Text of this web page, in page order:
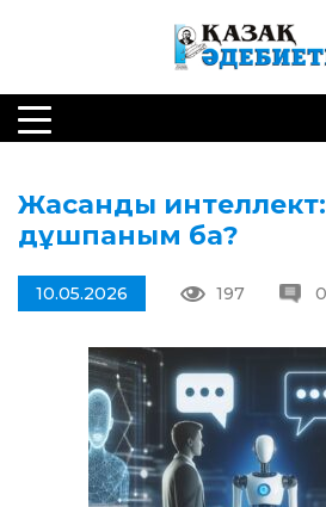
Жасанды
дұшпаным ба?
10.05.2026 197 0